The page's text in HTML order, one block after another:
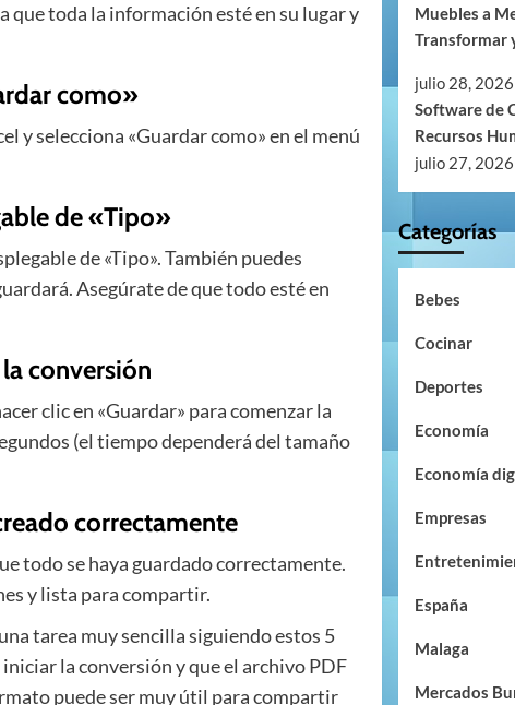
que toda la información esté en su lugar y
como»
y selecciona «Guardar como» en el menú
de «Tipo»
de «Tipo». También puedes
Asegúrate de que todo esté en
conversión
clic en «Guardar» para comenzar la
(el tiempo dependerá del tamaño
correctamente
todo se haya guardado correctamente.
y lista para compartir.
tarea muy sencilla siguiendo estos 5
la conversión y que el archivo PDF
puede ser muy útil para compartir
Muebles a
Transformar
julio 28, 2026
Software de
Recursos
julio 27, 2026
Categorías
Bebes
Cocinar
Deportes
Economía
Economía
Empresas
España
Malaga
Mercados